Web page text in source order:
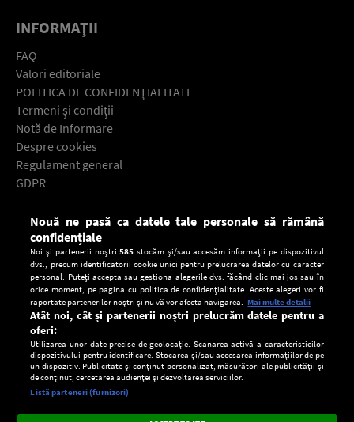
INFORMAŢII
FAQ
Valori editoriale
POLITICA DE CONFIDENŢIALITATE
Termeni şi condiţii
Notă de Informare
Despre cookies
Regulament general
GDPR
Descarcă gratuit aplicaţia Europa FM pentru smartphone:
Setări:
Dark
Nouă ne pasă ca datele tale personale să rămână
confidențiale
Noi și partenerii noștri585 stocăm și/sau accesăm informații pe dispozitivul
dvs., precum identificatorii cookie unici pentru prelucrarea datelor cu caracter
personal. Puteți accepta sau gestiona alegerile dvs. făcând clic mai jos sau în
orice moment, pe pagina cu politica de confidențialitate. Aceste alegeri vor fi
raportate partenerilor noștri și nu vă vor afecta navigarea. Mai multe detalii
Atât noi, cât și partenerii noștri prelucrăm datele pentru a
oferi:
Utilizarea unor date precise de geolocație. Scanarea activă a caracteristicilor
dispozitivului pentru identificare. Stocarea și/sau accesarea informațiilor de pe
un dispozitiv. Publicitate și conținut personalizat, măsurători ale publicității și
de conținut, cercetarea audienței și dezvoltarea serviciilor.
Listă parteneri (furnizori)